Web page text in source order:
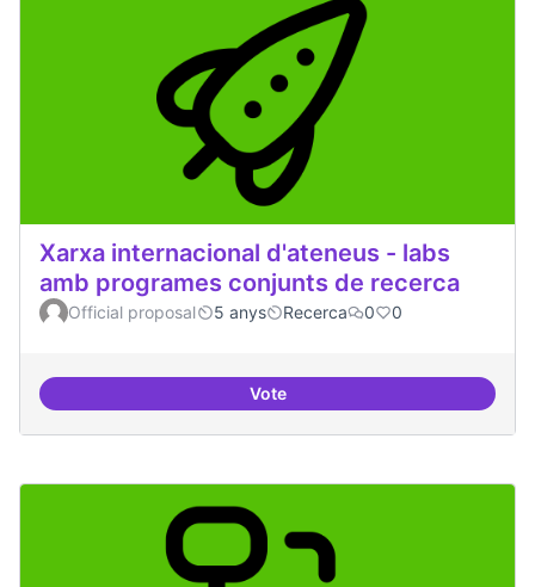
Xarxa internacional d'ateneus - labs
amb programes conjunts de recerca
Official proposal 5 anys Recerca 0 0
VoteXarxa internacional d'ateneus -